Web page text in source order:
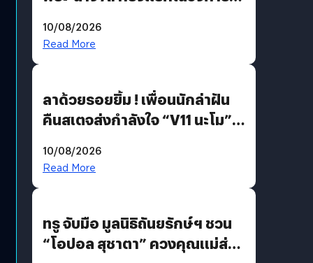
10/08/2026
Read More
ลาด้วยรอยยิ้ม ! เพื่อนนักล่าฝัน
คืนสเตจส่งกำลังใจ “V11 นะโม”
รักแน่นฮอลล์
10/08/2026
Read More
ทรู จับมือ มูลนิธิถันยรักษ์ฯ ชวน
“โอปอล สุชาตา” ควงคุณแม่ส่ง